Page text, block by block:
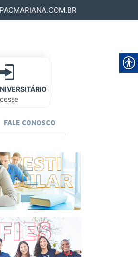
FALE CONOSCO